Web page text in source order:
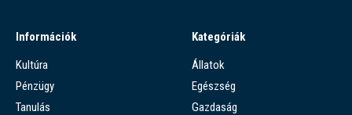
Információk
Kultúra
Pénzügy
Tanulás
Kategóriák
Állatok
Egészség
Gazdaság